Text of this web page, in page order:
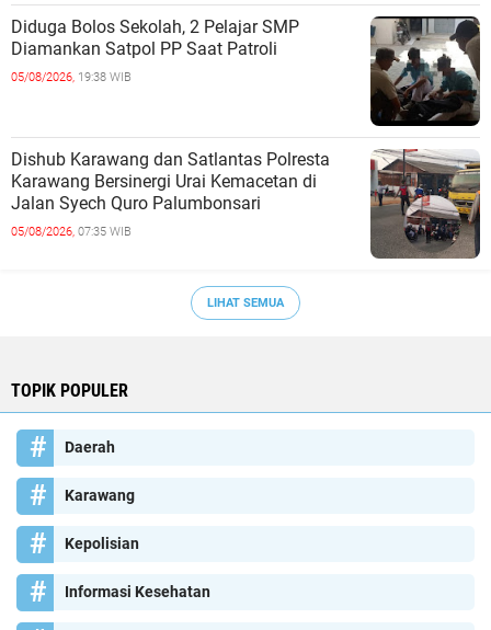
Diduga Bolos Sekolah, 2 Pelajar SMP
Diamankan Satpol PP Saat Patroli
05/08/2026, 19:38 WIB
Dishub Karawang dan Satlantas Polresta
Karawang Bersinergi Urai Kemacetan di
Jalan Syech Quro Palumbonsari
05/08/2026, 07:35 WIB
LIHAT SEMUA
TOPIK POPULER
Daerah
Karawang
Kepolisian
Informasi Kesehatan